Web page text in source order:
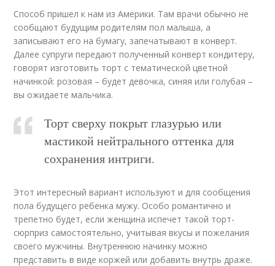
Способ пришел к нам из Америки. Там врачи обычно не
сообщают будущим родителям пол малыша, а
записывают его на бумагу, запечатывают в конверт.
Далее супруги передают полученный конверт кондитеру,
говорят изготовить торт с тематической цветной
начинкой: розовая – будет девочка, синяя или голубая –
вы ожидаете мальчика.
Торт сверху покрыт глазурью или
мастикой нейтрального оттенка для
сохранения интриги.
Этот интересный вариант используют и для сообщения
пола будущего ребенка мужу. Особо романтично и
трепетно будет, если женщина испечет такой торт-
сюрприз самостоятельно, учитывая вкусы и пожелания
своего мужчины. Внутреннюю начинку можно
представить в виде коржей или добавить внутрь драже.